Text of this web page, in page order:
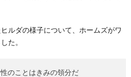
ルダの様子について、ホームズがワ
た。
のことはきみの領分だ